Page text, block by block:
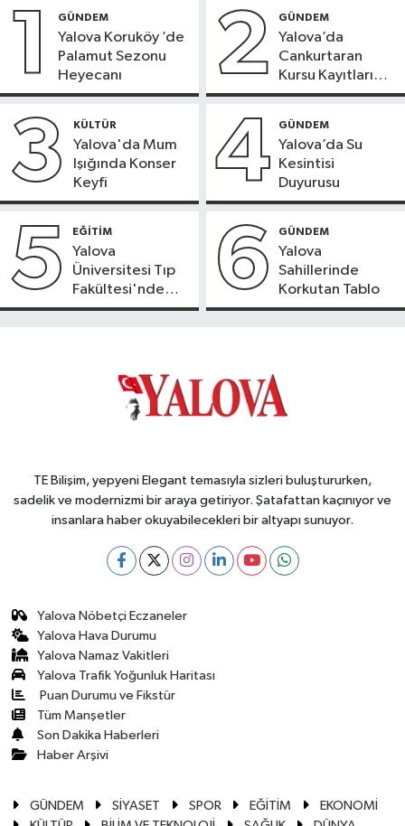
1 GÜNDEM
Yalova Koruköy ’de
Palamut Sezonu
Heyecanı
2 GÜNDEM
Yalova’da
Cankurtaran
Kursu Kayıtları
Başladı
3 KÜLTÜR
Yalova'da Mum
Işığında Konser
Keyfi
4 GÜNDEM
Yalova’da Su
Kesintisi
Duyurusu
5 EĞİTİM
Yalova
Üniversitesi Tıp
Fakültesi'nde
Yeni Dönem
6 GÜNDEM
Yalova
Sahillerinde
Korkutan Tablo
TE Bilişim, yepyeni Elegant temasıyla sizleri buluştururken,
sadelik ve modernizmi bir araya getiriyor. Şatafattan kaçınıyor ve
insanlara haber okuyabilecekleri bir altyapı sunuyor.
Yalova Nöbetçi Eczaneler
Yalova Hava Durumu
Yalova Namaz Vakitleri
Yalova Trafik Yoğunluk Haritası
Puan Durumu ve Fikstür
Tüm Manşetler
Son Dakika Haberleri
Haber Arşivi
GÜNDEM SİYASET SPOR EĞİTİM
EKONOMİ